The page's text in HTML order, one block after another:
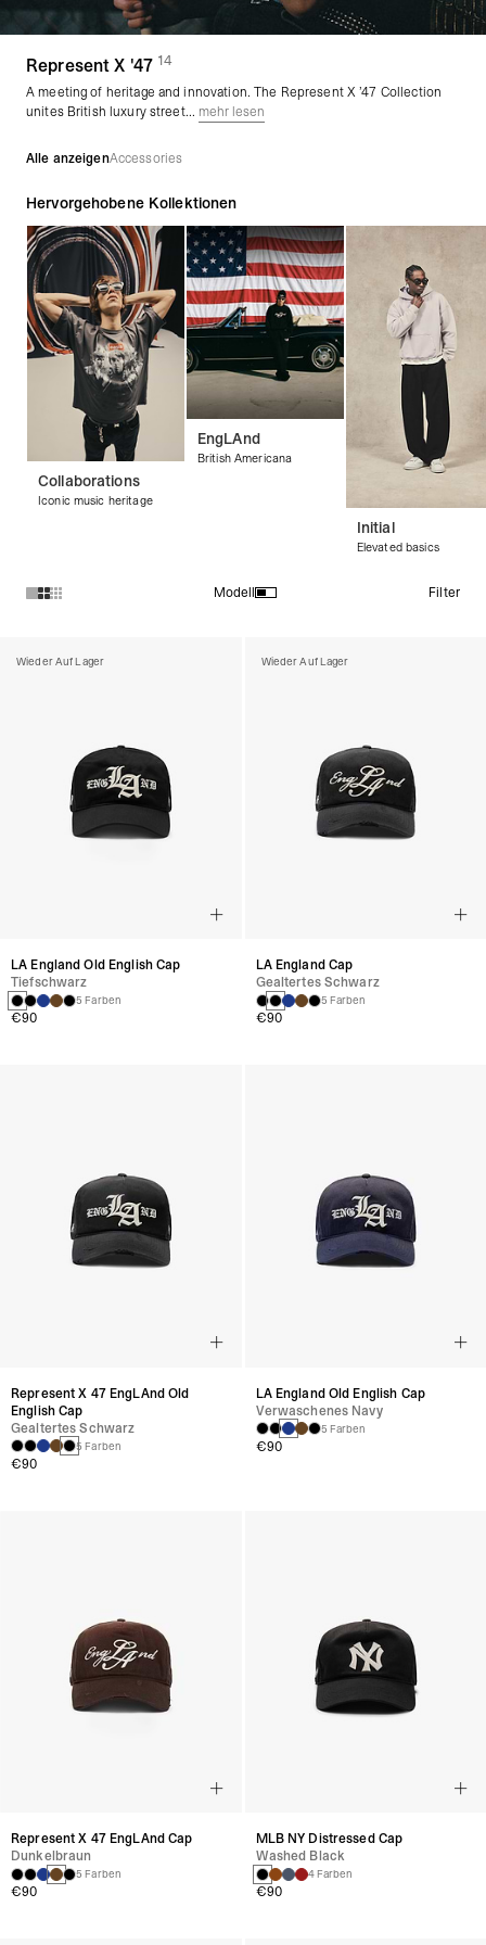
Represent X '47 (14Produkte)
A meeting of heritage and innovation. The Represent X ’47 Collection
unites British luxury street... mehr lesen
Alle anzeigenAccessories
Hervorgehobene Kollektionen
Collaborations
Iconic music heritage
EngLAnd
British Americana
Initial
Elevated basics
Modell Filter
Wieder Auf Lager
LA England Old English Cap
Tiefschwarz
5 Farben
€90
Wieder Auf Lager
LA England Cap
Gealtertes Schwarz
5 Farben
€90
Represent X 47 EngLAnd Old
English Cap
Gealtertes Schwarz
5 Farben
€90
LA England Old English Cap
Verwaschenes Navy
5 Farben
€90
Represent X 47 EngLAnd Cap
Dunkelbraun
5 Farben
€90
MLB NY Distressed Cap
Washed Black
4 Farben
€90